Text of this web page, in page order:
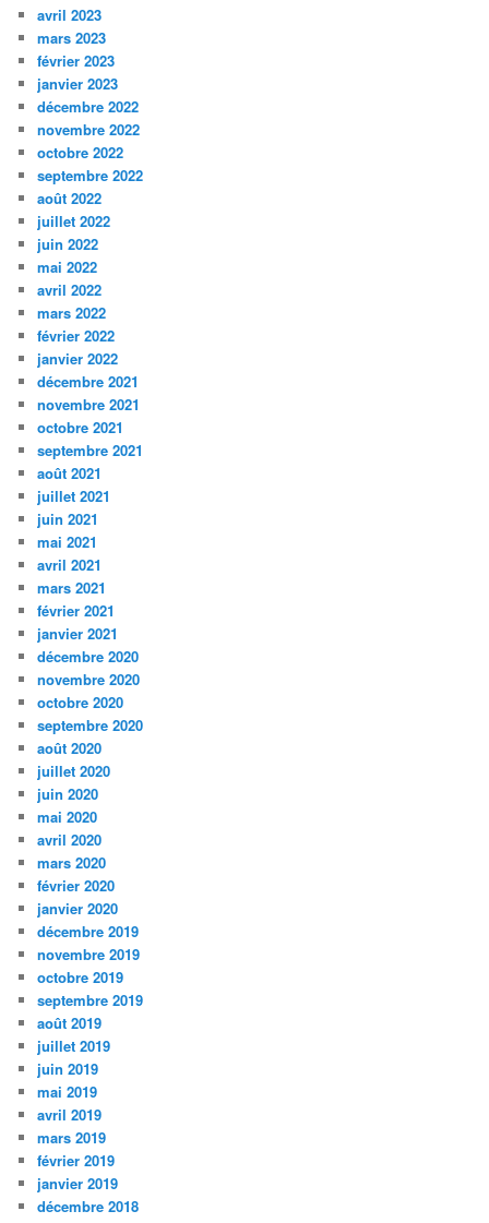
avril 2023
mars 2023
février 2023
janvier 2023
décembre 2022
novembre 2022
octobre 2022
septembre 2022
août 2022
juillet 2022
juin 2022
mai 2022
avril 2022
mars 2022
février 2022
janvier 2022
décembre 2021
novembre 2021
octobre 2021
septembre 2021
août 2021
juillet 2021
juin 2021
mai 2021
avril 2021
mars 2021
février 2021
janvier 2021
décembre 2020
novembre 2020
octobre 2020
septembre 2020
août 2020
juillet 2020
juin 2020
mai 2020
avril 2020
mars 2020
février 2020
janvier 2020
décembre 2019
novembre 2019
octobre 2019
septembre 2019
août 2019
juillet 2019
juin 2019
mai 2019
avril 2019
mars 2019
février 2019
janvier 2019
décembre 2018